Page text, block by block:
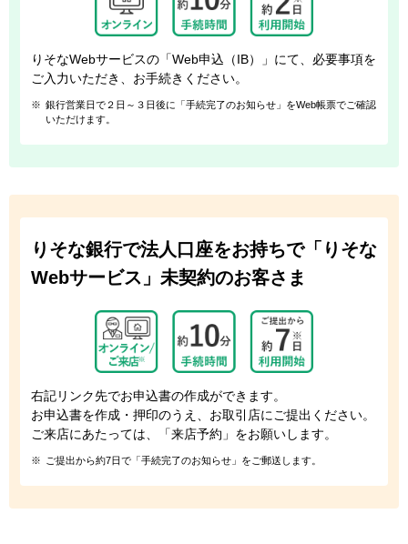
りそなWebサービスの「Web申込（IB）」にて、必要事項を
ご入力いただき、 お手続きください。
※ 銀行営業日で２日～３日後に「手続完了のお知らせ」をWeb帳票でご確認
いただけます。
りそな銀行で法人口座をお持ちで「りそな
Webサービス」未契約のお客さま
右記リンク先でお申込書の作成ができます。
お申込書を作成・押印のうえ、お取引店にご提出ください。
ご来店にあたっては、「来店予約」をお願いします。
※ ご提出から約7日で「手続完了のお知らせ」をご郵送します。